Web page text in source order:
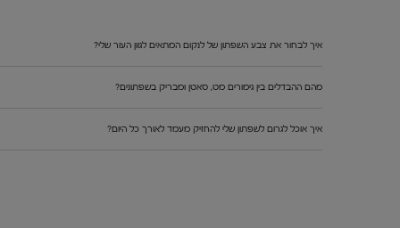
איך לבחור את צבע השפתון של לנקום המתאים לגוון העור שלי?
מהם ההבדלים בין גימורים מט, סאטן ומבריק בשפתונים?
איך אוכל לגרום לשפתון שלי להחזיק מעמד לאורך כל היום?